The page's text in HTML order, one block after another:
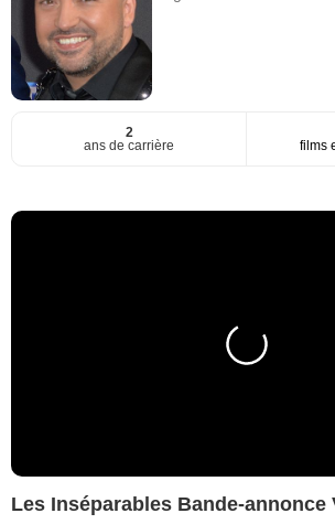
2
ans de carrière
films
Les Inséparables Bande-annonce